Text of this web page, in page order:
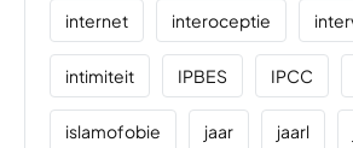
internet interoceptie
intimiteit IPBES IPCC
islamofobie jaar jaarl